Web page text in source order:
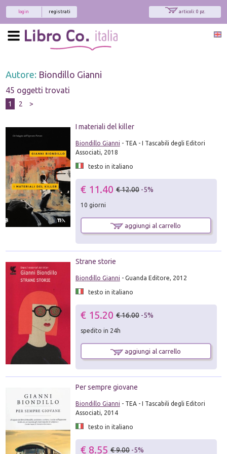
articoli: 0 pz.
registrati
login
Autore: Biondillo Gianni
45 oggetti trovati
1 2 >
I materiali del killer
Biondillo Gianni - TEA - I Tascabili degli Editori
Associati, 2018
testo in italiano
€ 11.40 € 12.00 -5%
10 giorni
aggiungi al carrello
Strane storie
Biondillo Gianni - Guanda Editore, 2012
testo in italiano
€ 15.20 € 16.00 -5%
spedito in 24h
aggiungi al carrello
Per sempre giovane
Biondillo Gianni - TEA - I Tascabili degli Editori
Associati, 2014
testo in italiano
€ 8.55 € 9.00 -5%